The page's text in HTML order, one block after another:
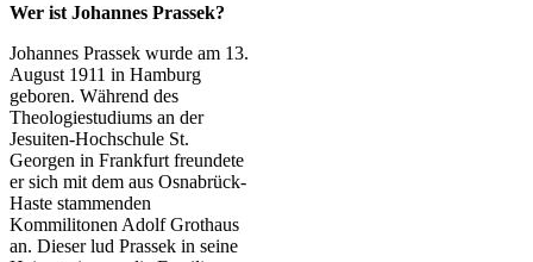
Wer ist Johannes Prassek?
Johannes Prassek wurde am 13.
August 1911 in Hamburg
geboren. Während des
Theologiestudiums an der
Jesuiten-Hochschule St.
Georgen in Frankfurt freundete
er sich mit dem aus Osnabrück-
Haste stammenden
Kommilitonen Adolf Grothaus
an. Dieser lud Prassek in seine